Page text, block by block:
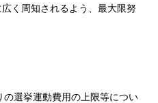
く周知されるよう、最大限努
選挙運動費用の上限等につい